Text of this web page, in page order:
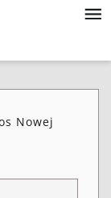
Nowej